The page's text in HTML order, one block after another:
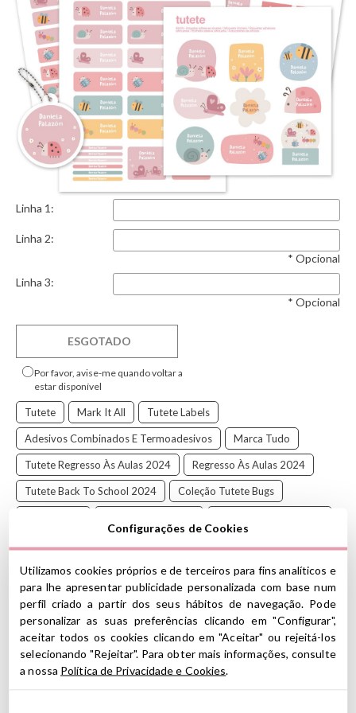
Linha 1:
Linha 2:
* Opcional
Linha 3:
* Opcional
Por favor, avise-me quando voltar a
estar disponível
ESGOTADO
Tutete Mark It All Tutete Labels
Adesivos Combinados E Termoadesivos Marca Tudo
Tutete Regresso Às Aulas 2024 Regresso Às Aulas 2024
Tutete Back To School 2024 Coleção Tutete Bugs
Pacote Prático: 66 Etiquetas Personalizadas e um Chaveiro
Com este pacote prático, pode etiquetar livros, lancheiras,
brinquedos, garrafas, mochilas, roupas, sapatos e muito
mais. Marque tudo para não perder nada!
Conteúdo:
Configurações de Cookies
Utilizamos cookies próprios e de terceiros para fins analíticos e
para lhe apresentar publicidade personalizada com base num
perfil criado a partir dos seus hábitos de navegação. Pode
personalizar as suas preferências clicando em "Configurar",
aceitar todos os cookies clicando em "Aceitar" ou rejeitá-los
selecionando "Rejeitar". Para obter mais informações, consulte
a nossa Política de Privacidade e Cookies.